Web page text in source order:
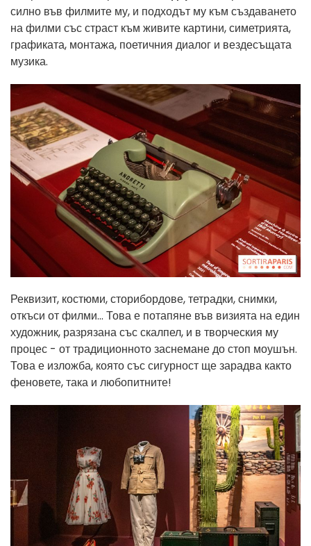
силно във филмите му, и подходът му към създаването
на филми със страст към живите картини, симетрията,
графиката, монтажа, поетичния диалог и вездесъщата
музика.
Реквизит, костюми, сторибордове, тетрадки, снимки,
откъси от филми... Това е потапяне във визията на един
художник, разрязана със скалпел, и в творческия му
процес - от традиционното заснемане до стоп моушън.
Това е изложба, която със сигурност ще зарадва както
феновете, така и любопитните!